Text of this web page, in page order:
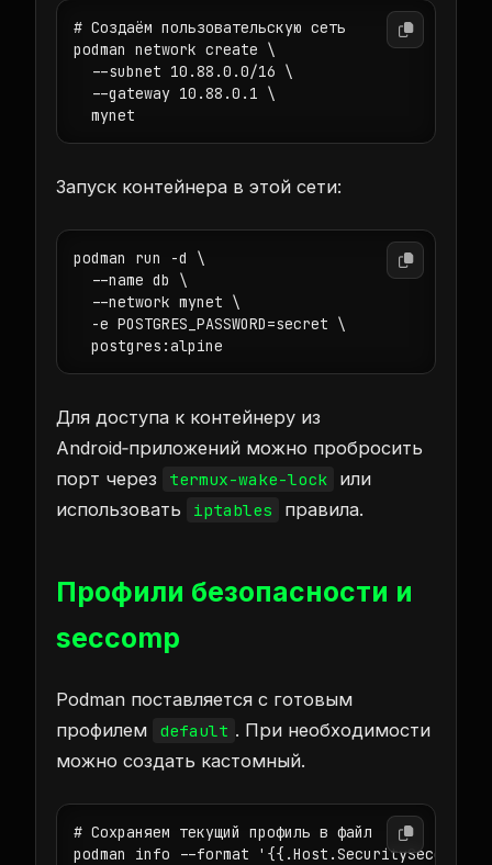
# Создаём пользовательскую сеть
podman network create \
  --subnet 10.88.0.0/16 \
  --gateway 10.88.0.1 \
Запуск контейнера в этой сети:
podman run -d \
  --name db \
  --network mynet \
  -e POSTGRES_PASSWORD=secret \
Для доступа к контейнеру из
Android‑приложений можно пробросить
порт через
termux-wake-lock
или
использовать
iptables правила.
Профили безопасности и
seccomp
Podman поставляется с готовым
профилем
default . При необходимости
можно создать кастомный.
# Сохраняем текущий профиль в файл
podman info --format